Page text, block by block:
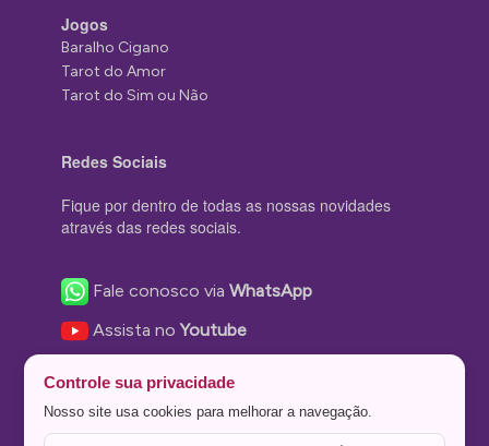
Jogos
Baralho Cigano
Tarot do Amor
Tarot do Sim ou Não
Redes Sociais
Fique por dentro de todas as nossas novidades
através das redes sociais.
Fale conosco viaWhatsApp
Assista noYoutube
Nos siga no Instagram
Controle sua privacidade
Nosso site usa cookies para melhorar a navegação.